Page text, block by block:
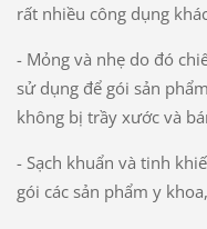
rất nhiều công dụng
- Mỏng và nhẹ do đó
sử dụng để gói sản
không bị trầy xước và
- Sạch khuẩn và tinh
gói các sản phẩm y